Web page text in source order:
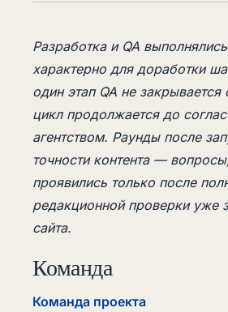
Разработка и QA
характерно для доработки
один этап QA не закрывается
цикл продолжается до
агентством. Раунды после
точности контента —
проявились только после
редакционной проверки уже
сайта.
Команда
Команда проекта